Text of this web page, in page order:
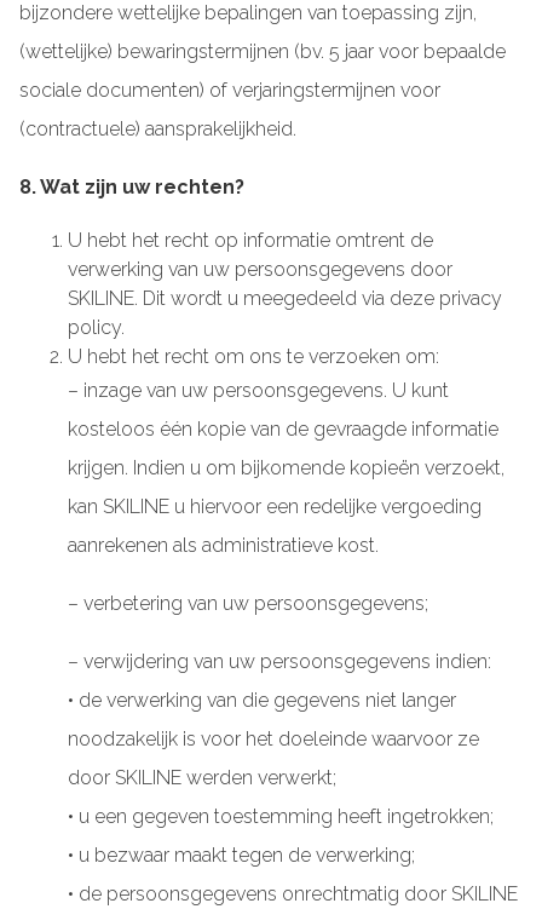
bijzondere wettelijke bepalingen van toepassing zijn,
(wettelijke) bewaringstermijnen (bv. 5 jaar voor bepaalde
sociale documenten) of verjaringstermijnen voor
(contractuele) aansprakelijkheid.
8. Wat zijn uw rechten?
U hebt het recht op informatie omtrent de
verwerking van uw persoonsgegevens door
SKILINE. Dit wordt u meegedeeld via deze privacy
policy.
U hebt het recht om ons te verzoeken om:
– inzage van uw persoonsgegevens. U kunt
kosteloos één kopie van de gevraagde informatie
krijgen. Indien u om bijkomende kopieën verzoekt,
kan SKILINE u hiervoor een redelijke vergoeding
aanrekenen als administratieve kost.
– verbetering van uw persoonsgegevens;
– verwijdering van uw persoonsgegevens indien:
• de verwerking van die gegevens niet langer
noodzakelijk is voor het doeleinde waarvoor ze
door SKILINE werden verwerkt;
• u een gegeven toestemming heeft ingetrokken;
• u bezwaar maakt tegen de verwerking;
• de persoonsgegevens onrechtmatig door SKILINE